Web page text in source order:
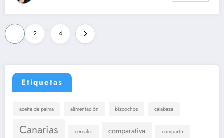
Paginación
de
entradas
2
…
4
Etiquetas
aceite de palma alimentación bizcochos calabaza
Canarias cereales comparativa compartir